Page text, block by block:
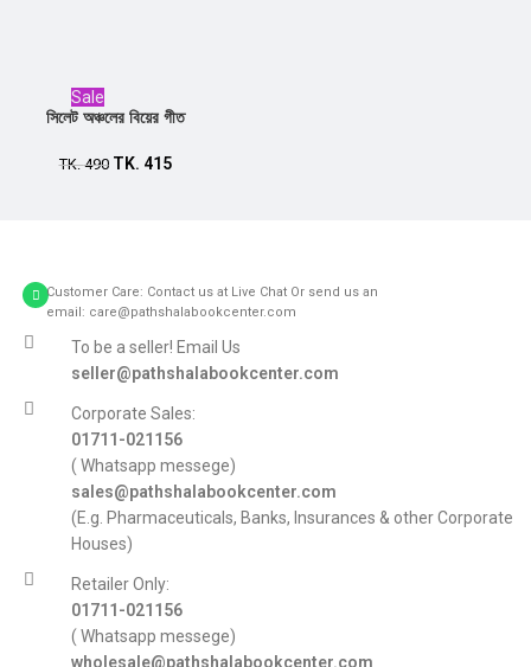
Sale
সিলেট অঞ্চলের বিয়ের গীত
TK.490 TK. 415
Customer Care: Contact us at Live Chat Or send us an
email: care@pathshalabookcenter.com
To be a seller! Email Us
seller@pathshalabookcenter.com
Corporate Sales:
01711-021156
( Whatsapp messege)
sales@pathshalabookcenter.com
(E.g. Pharmaceuticals, Banks, Insurances & other Corporate
Houses)
Retailer Only:
01711-021156
( Whatsapp messege)
wholesale@pathshalabookcenter.com